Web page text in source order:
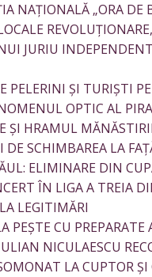
NAȚIONALĂ „ORA DE
JURIU
PELERINI ȘI TURIȘTI
OPTIC AL
ȘI HRAMUL
DE SCHIMBAREA LA
ELIMINARE DIN
ÎN LIGA A TREIA
LEGITIMĂRI
PEȘTE CU PREPARATE
NICULAESCU
LA CUPTOR ȘI